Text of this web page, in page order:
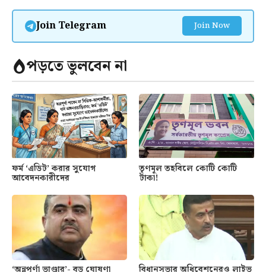
Join Telegram Join Now
পড়তে ভুলবেন না
ফর্ম ‘এডিট’ করার সুযোগ
আবেদনকারীদের
তৃণমূল তহবিলে কোটি কোটি
টাকা!